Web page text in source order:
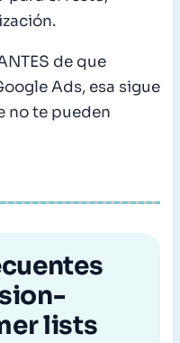
de que
Ads, esa sigue
no te pueden
lists